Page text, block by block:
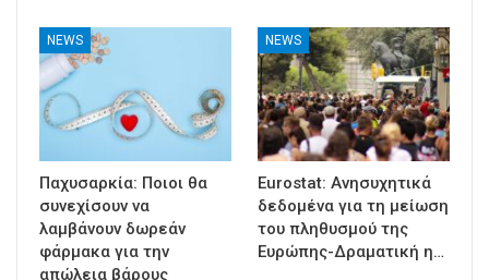
NEWS
Παχυσαρκία: Ποιοι θα
συνεχίσουν να
λαμβάνουν δωρεάν
φάρμακα για την
απώλεια βάρους
NEWS
Eurostat: Ανησυχητικά
δεδομένα για τη μείωση
του πληθυσμού της
Ευρώπης-Δραματική η…